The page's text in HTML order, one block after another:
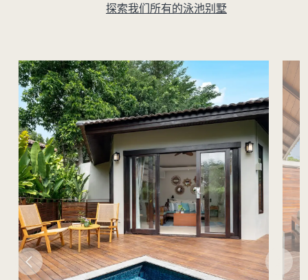
探索我们所有的泳池别墅